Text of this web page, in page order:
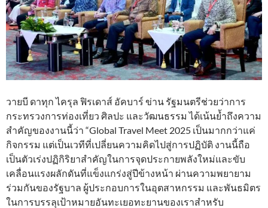
วายบี ดาทุก ไครุล ฟิรเดาส์ อัคบาร์ ข่าน รัฐมนตรีช่วยว่าการ
กระทรวงการท่องเที่ยว ศิลปะ และวัฒนธรรม ได้เน้นย้ำถึงความ
สำคัญของงานนี้ว่า “Global Travel Meet 2025 เป็นมากกว่าแค่
กิจกรรม แต่เป็นเวทีที่เปลี่ยนความคิดไปสู่การปฏิบัติ งานนี้ถือ
เป็นตัวเร่งปฏิกิริยาสำคัญในการจุดประกายพลังใหม่และขับ
เคลื่อนแรงผลักดันที่แข็งแกร่งสู่ปีข้างหน้า ผ่านความพยายาม
ร่วมกันของรัฐบาล ผู้ประกอบการในอุตสาหกรรม และพันธมิตร
ในการบรรลุเป้าหมายอันทะเยอทะยานของเราสำหรับ